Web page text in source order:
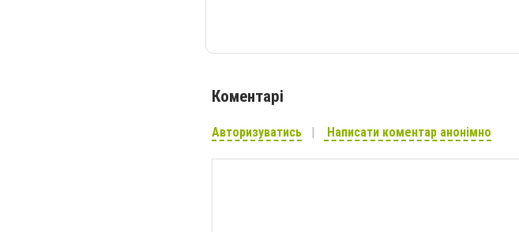
Коментарі
Авторизуватись Написати коментар анонімно